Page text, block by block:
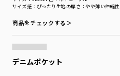
サイズ感 ：ぴったり 生地の厚さ ：やや薄い伸縮性
商品をチェックする＞
デニムポケット